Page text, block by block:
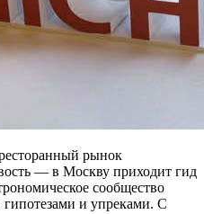
рынок
— в Москву приходит гид
сообщество
гипотезами и упреками. С